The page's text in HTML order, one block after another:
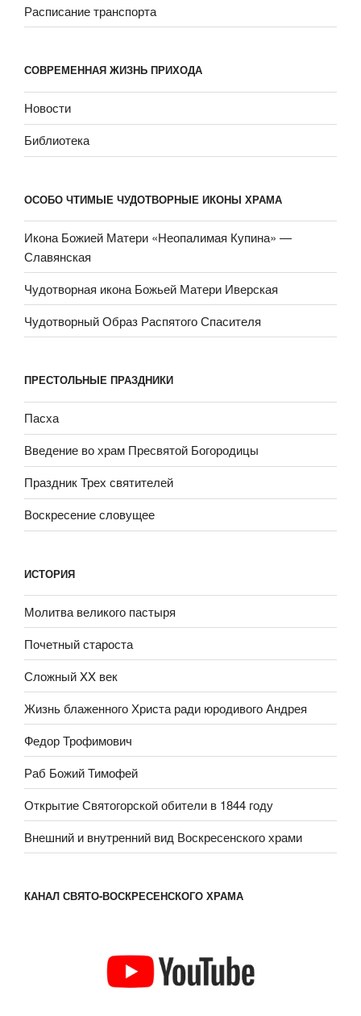
Расписание транспорта
СОВРЕМЕННАЯ ЖИЗНЬ ПРИХОДА
Новости
Библиотека
ОСОБО ЧТИМЫЕ ЧУДОТВОРНЫЕ ИКОНЫ ХРАМА
Икона Божией Матери «Неопали­мая Купина» —
Славянская
Чудотворная икона Божьей Матери Иверская
Чудотворный Образ Распятого Спасителя
ПРЕСТОЛЬНЫЕ ПРАЗДНИКИ
Пасха
Введение во храм Пресвятой Богородицы
Праздник Трех святителей
Воскресение словущее
ИСТОРИЯ
Молитва великого пастыря
Почетный староста
Сложный XX век
Жизнь блаженного Христа ради юродивого Андрея
Федор Трофимович
Раб Божий Тимофей
Открытие Святогорской обители в 1844 году
Внешний и внутренний вид Воскресенского храми
КАНАЛ СВЯТО-ВОСКРЕСЕНСКОГО ХРАМА